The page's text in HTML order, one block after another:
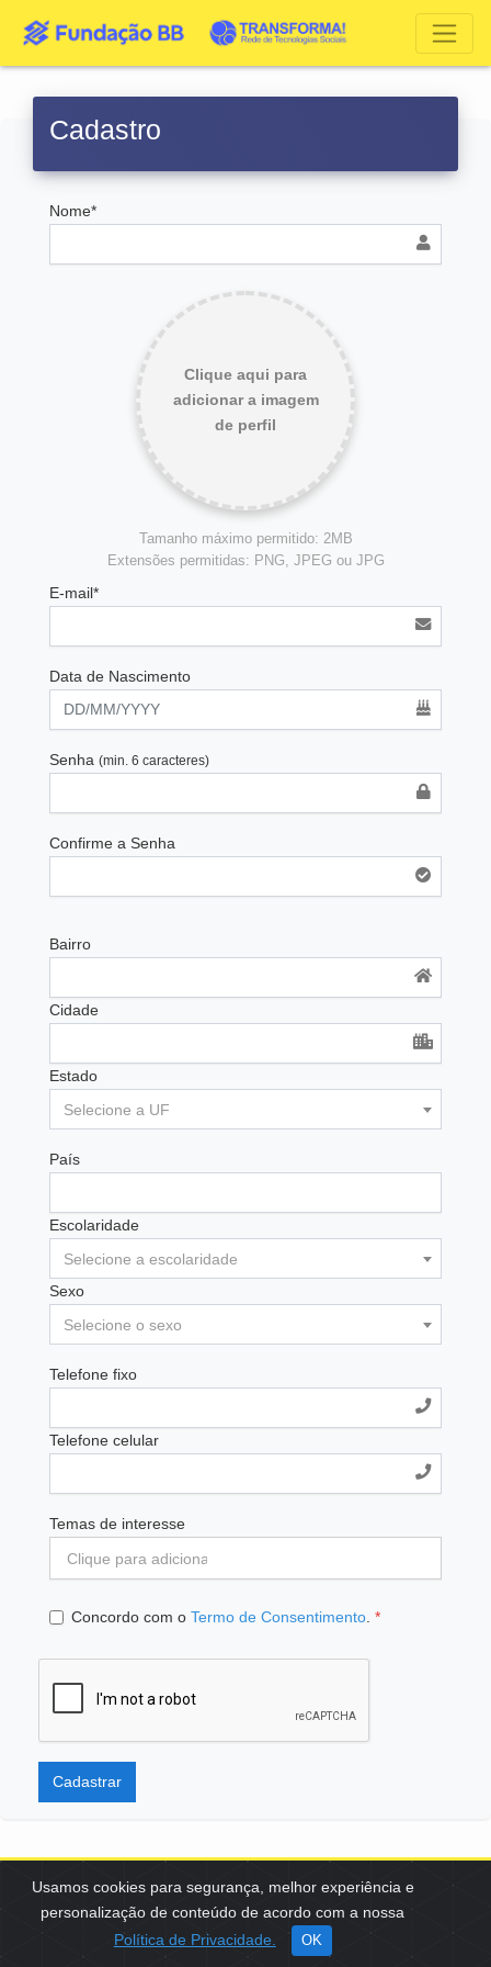
Usamos cookies para segurança, melhor experiência e
personalização de conteúdo de acordo com a nossa
Política de Privacidade.
OK
Cadastro
Nome*
Clique aqui para
adicionar a imagem
de perfil
Tamanho máximo permitido: 2MB
Extensões permitidas: PNG, JPEG ou JPG
E-mail*
Data de Nascimento
Senha (min. 6 caracteres)
Confirme a Senha
Bairro
Cidade
Estado
Selecione a UF
País
Escolaridade
Selecione a escolaridade
Sexo
Selecione o sexo
Telefone fixo
Telefone celular
Temas de interesse
Concordo com o Termo de Consentimento *
Cadastrar
SCES, TRECHO 02, LOTE 22 CEP: 70200-002 | BRASÍLIA (DF) | +55
61 3108-7000 / FBB@FBB.ORG.BR